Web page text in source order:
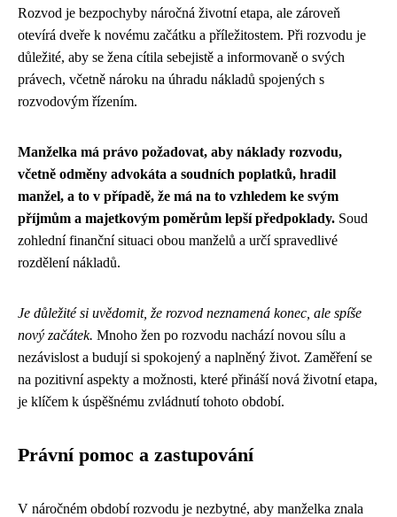
Rozvod je bezpochyby náročná životní etapa, ale zároveň
otevírá dveře k novému začátku a příležitostem. Při rozvodu je
důležité, aby se žena cítila sebejistě a informovaně o svých
právech, včetně nároku na úhradu nákladů spojených s
rozvodovým řízením.
Manželka má právo požadovat, aby náklady rozvodu,
včetně odměny advokáta a soudních poplatků, hradil
manžel, a to v případě, že má na to vzhledem ke svým
příjmům a majetkovým poměrům lepší předpoklady. Soud
zohlední finanční situaci obou manželů a určí spravedlivé
rozdělení nákladů.
Je důležité si uvědomit, že rozvod neznamená konec, ale spíše
nový začátek. Mnoho žen po rozvodu nachází novou sílu a
nezávislost a budují si spokojený a naplněný život. Zaměření se
na pozitivní aspekty a možnosti, které přináší nová životní etapa,
je klíčem k úspěšnému zvládnutí tohoto období.
Právní pomoc a zastupování
V náročném období rozvodu je nezbytné, aby manželka znala